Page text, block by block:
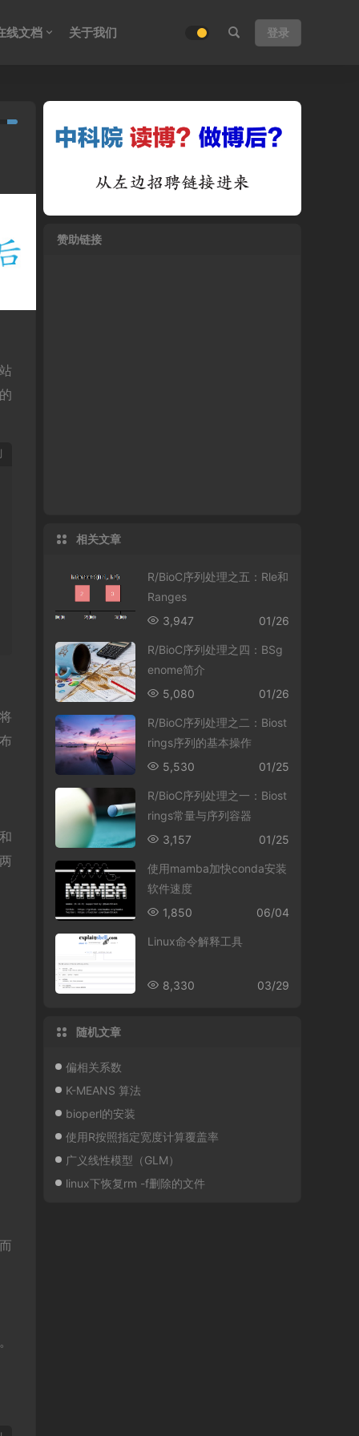
线文档 关于我们 登录
赞助链接
相关文章
R/BioC序列处理之五：Rle和
Ranges
01/26
3,947
R/BioC序列处理之四：BSg
enome简介
01/26
5,080
R/BioC序列处理之二：Biost
rings序列的基本操作
01/25
5,530
R/BioC序列处理之一：Biost
rings常量与序列容器
01/25
3,157
使用mamba加快conda安装
软件速度
06/04
1,850
Linux命令解释工具
03/29
8,330
随机文章
偏相关系数
K-MEANS 算法
bioperl的安装
使用R按照指定宽度计算覆盖率
广义线性模型（GLM）
linux下恢复rm -f删除的文件